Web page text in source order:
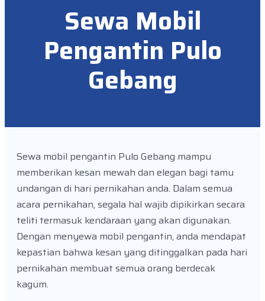
Sewa Mobil
Pengantin Pulo
Gebang
Sewa mobil pengantin Pulo Gebang mampu
memberikan kesan mewah dan elegan bagi tamu
undangan di hari pernikahan anda. Dalam semua
acara pernikahan, segala hal wajib dipikirkan secara
teliti termasuk kendaraan yang akan digunakan.
Dengan menyewa mobil pengantin, anda mendapat
kepastian bahwa kesan yang ditinggalkan pada hari
pernikahan membuat semua orang berdecak
kagum.